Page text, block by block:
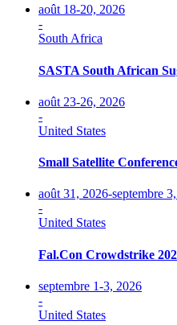
août 18-20, 2026
-
South Africa
SASTA South African
août 23-26, 2026
-
United States
Small Satellite
août 31, 2026-septembre
-
United States
Fal.Con Crowdstrike
septembre 1-3, 2026
-
United States